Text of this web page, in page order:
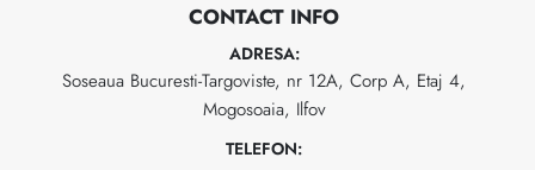
CONTACT INFO
ADRESA:
Soseaua Bucuresti-Targoviste, nr 12A, Corp A, Etaj 4,
Mogosoaia, Ilfov
TELEFON: